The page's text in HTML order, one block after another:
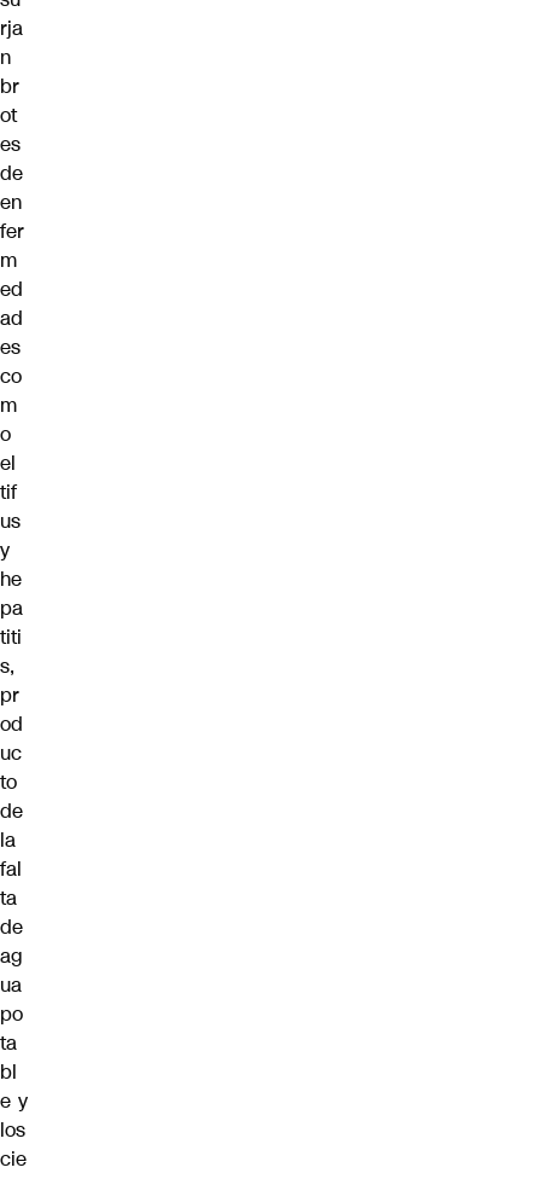
rja
n
br
ot
es
de
en
fer
m
ed
ad
es
co
m
o
el
tif
us
y
he
pa
titi
s,
pr
od
uc
to
de
la
fal
ta
de
ag
ua
po
ta
bl
e y
los
cie